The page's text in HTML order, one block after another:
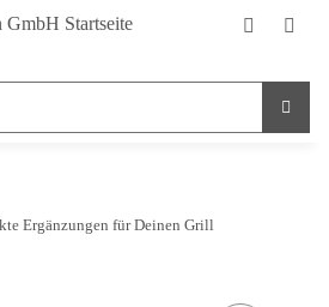
Ergänzungen für Deinen Grill